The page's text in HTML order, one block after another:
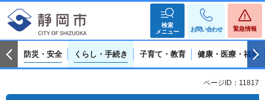
検索
メニュー
お問い合わせ 緊急情報
防災・安全 くらし・手続き 子育て・教育 健康・医療・福祉
ページID：11817